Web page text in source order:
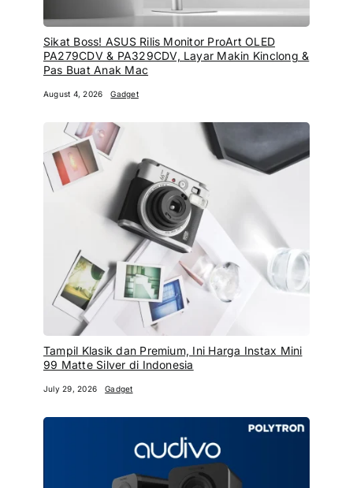
Sikat Boss! ASUS Rilis Monitor ProArt OLED
PA279CDV & PA329CDV, Layar Makin Kinclong &
Pas Buat Anak Mac
August 4, 2026 Gadget
Tampil Klasik dan Premium, Ini Harga Instax Mini
99 Matte Silver di Indonesia
July 29, 2026 Gadget